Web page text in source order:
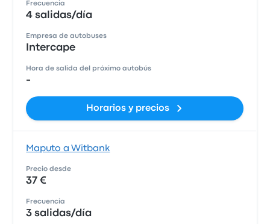
Frecuencia
4 salidas/día
Empresa de autobuses
Intercape
Hora de salida del próximo autobús
-
Horarios y precios
Maputo a Witbank
Precio desde
37 €
Frecuencia
3 salidas/día